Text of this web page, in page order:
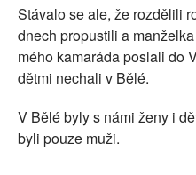
Stávalo se ale, že rozdělili
dnech propustili a
mého kamaráda poslali do
dětmi nechali v Bělé.
V Bělé byly s námi ženy i
byli pouze muži.